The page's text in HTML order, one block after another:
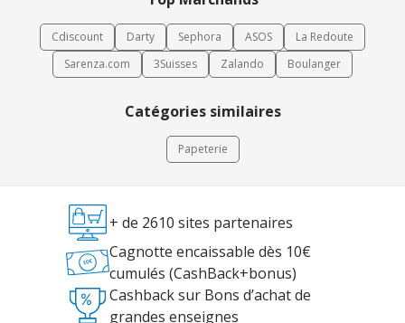
Cdiscount Darty Sephora ASOS
La Redoute
Sarenza.com
3Suisses Zalando Boulanger
Catégories similaires
Papeterie
+ de 2610 sites partenaires
Cagnotte encaissable dès 10€
cumulés (CashBack+bonus)
Cashback sur Bons d’achat de
grandes enseignes